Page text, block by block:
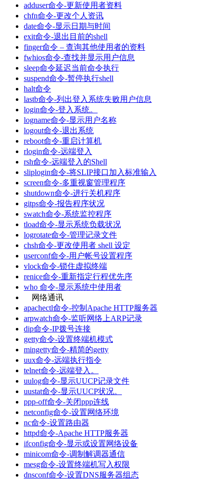
adduser命令-更新使用者资料
chfn命令-更改个人资讯
date命令-显示日期与时间
exit命令-退出目前的shell
finger命令 – 查询其他使用者的资料
fwhios命令-查找并显示用户信息
sleep命令延迟当前命令执行
suspend命令-暂停执行shell
halt命令
lastb命令-列出登入系统失败用户信息
login命令-登入系统。
logname命令-显示用户名称
logout命令-退出系统
reboot命令-重启计算机
rlogin命令-远端登入
rsh命令-远端登入的Shell
sliplogin命令-将SLIP接口加入标准输入
screen命令-多重视窗管理程序
shutdown命令-进行关机程序
gitps命令-报告程序状况
swatch命令-系统监控程序
tload命令-显示系统负载状况
logrotate命令-管理记录文件
chsh命令-更改使用者 shell 设定
userconf命令-用户帐号设置程序
vlock命令-锁住虚拟终端
renice命令-重新指定行程优先序
who 命令-显示系统中使用者
网络通讯
apachectl命令-控制Apache HTTP服务器
arpwatch命令-监听网络上ARP记录
dip命令-IP拨号连接
getty命令-设置终端机模式
mingetty命令-精简的getty
uux命令-远端执行指令
telnet命令-远端登入。
uulog命令-显示UUCP记录文件
uustat命令-显示UUCP状况。
ppp-off命令-关闭ppp连线
netconfig命令-设置网络环境
nc命令-设置路由器
httpd命令-Apache HTTP服务器
ifconfig命令-显示或设置网络设备
minicom命令-调制解调器通信
mesg命令-设置终端机写入权限
dnsconf命令-设置DNS服务器组态